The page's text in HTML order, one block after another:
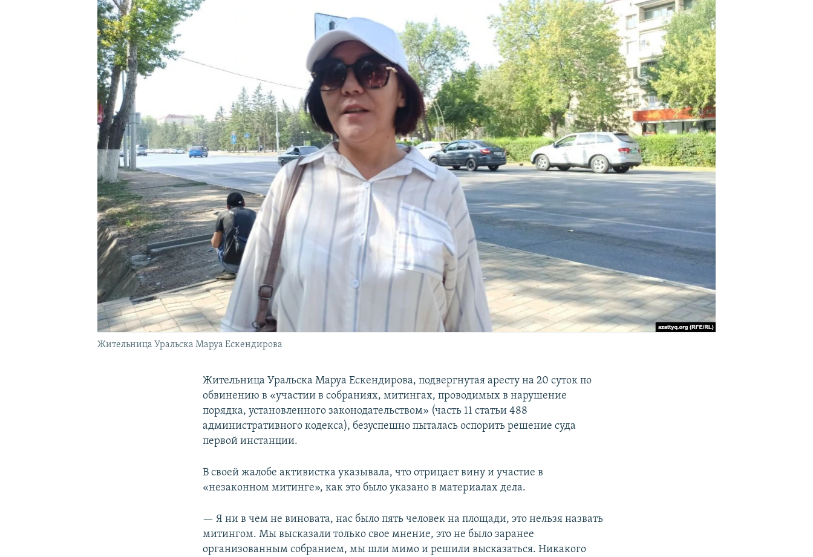
Жительница Уральска Маруа Ескендирова
Жительница Уральска Маруа Ескендирова, подвергнутая аресту на 20 суток по
обвинению в «участии в собраниях, митингах, проводимых в нарушение
порядка, установленного законодательством» (часть 11 статьи 488
административного кодекса), безуспешно пыталась оспорить решение суда
первой инстанции.
В своей жалобе активистка указывала, что отрицает вину и участие в
«незаконном митинге», как это было указано в материалах дела.
— Я ни в чем не виновата, нас было пять человек на площади, это нельзя назвать
митингом. Мы высказали только свое мнение, это не было заранее
организованным собранием, мы шли мимо и решили высказаться. Никакого